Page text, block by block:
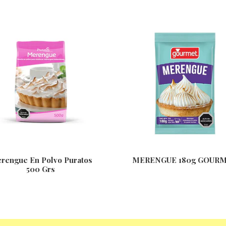
En Polvo Puratos
500 Grs
MERENGUE 180g